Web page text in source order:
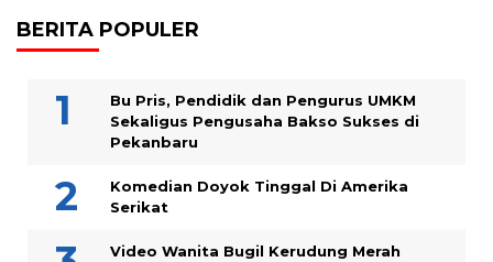
BERITA POPULER
Bu Pris, Pendidik dan Pengurus UMKM
Sekaligus Pengusaha Bakso Sukses di
Pekanbaru
Komedian Doyok Tinggal Di Amerika
Serikat
Video Wanita Bugil Kerudung Merah